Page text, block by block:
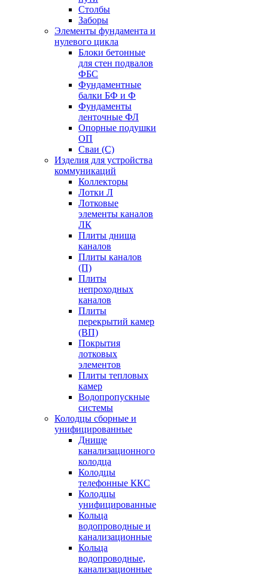
Столбы
Заборы
Элементы фундамента и
нулевого цикла
Блоки бетонные
для стен подвалов
ФБС
Фундаментные
балки БФ и Ф
Фундаменты
ленточные ФЛ
Опорные подушки
ОП
Сваи (С)
Изделия для устройства
коммуникаций
Коллекторы
Лотки Л
Лотковые
элементы каналов
ЛК
Плиты днища
каналов
Плиты каналов
(П)
Плиты
непроходных
каналов
Плиты
перекрытий камер
(ВП)
Покрытия
лотковых
элементов
Плиты тепловых
камер
Водопропускные
системы
Колодцы сборные и
унифицированные
Днище
канализационного
колодца
Колодцы
телефонные ККС
Колодцы
унифицированные
Кольца
водопроводные и
канализационные
Кольца
водопроводные,
канализационные